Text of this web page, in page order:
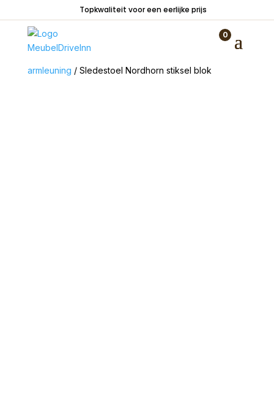
Topkwaliteit voor een eerlijke prijs
0
armleuning / Sledestoel Nordhorn stiksel blok